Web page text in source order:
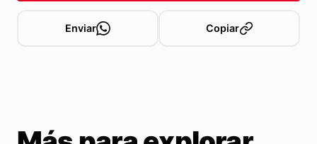
Enviar Copiar